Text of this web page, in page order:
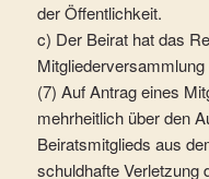
der Öffentlichkeit.
c) Der Beirat hat das
(7) Auf Antrag eines
mehrheitlich über den
Beiratsmitglieds aus
schuldhafte Verletzung